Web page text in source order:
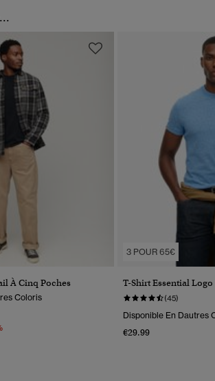
À Cinq Poches
Coloris
3 POUR 65€
T-Shirt Essential Logo
(45)
Disponible En Dautres
€29.99